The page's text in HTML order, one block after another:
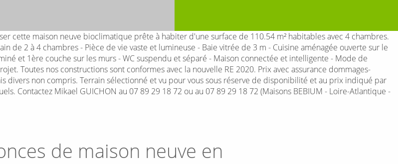
cette maison neuve bioclimatique prête à habiter d'une surface de 110.54 m² habitables avec 4 chambres.
de 2 à 4 chambres - Pièce de vie vaste et lumineuse - Baie vitrée de 3 m - Cuisine aménagée ouverte sur le
et 1ère couche sur les murs - WC suspendu et séparé - Maison connectée et intelligente - Mode de
Toutes nos constructions sont conformes avec la nouvelle RE 2020. Prix avec assurance dommages-
divers non compris. Terrain sélectionné et vu pour vous sous réserve de disponibilité et au prix indiqué par
Contactez Mikael GUICHON au 07 89 29 18 72 ou au 07 89 29 18 72 (Maisons BEBIUM - Loire-Atlantique -
de maison neuve en